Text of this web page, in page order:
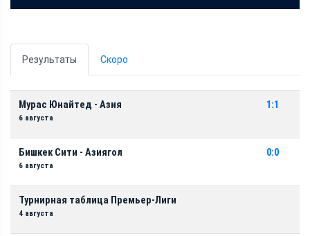
Результаты Скоро
Мурас Юнайтед - Азия
6 августа
1:1
Бишкек Сити - Азиягол
6 августа
0:0
Турнирная таблица Премьер-Лиги
4 августа